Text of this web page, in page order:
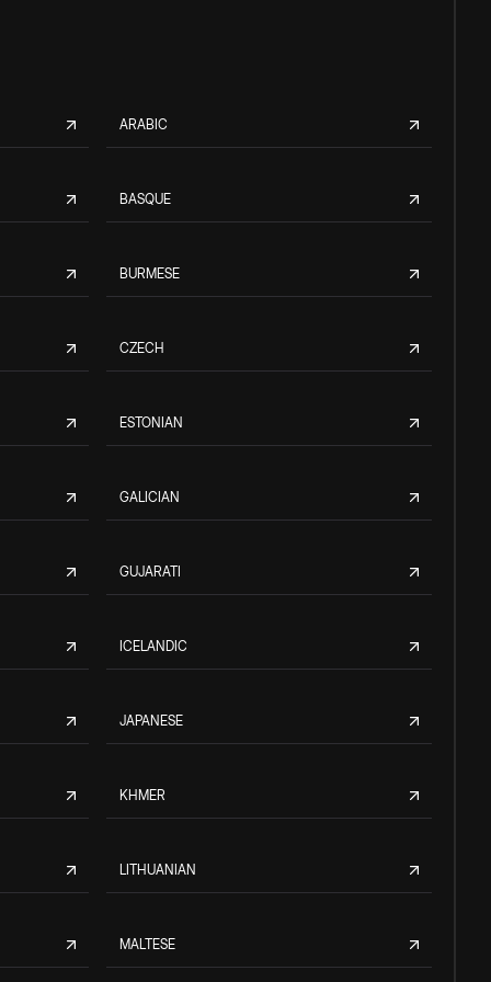
ARABIC
BASQUE
BURMESE
CZECH
ESTONIAN
GALICIAN
GUJARATI
ICELANDIC
JAPANESE
KHMER
LITHUANIAN
MALTESE